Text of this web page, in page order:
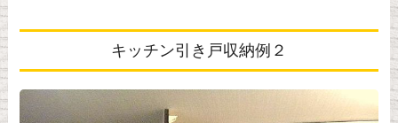
キッチン引き戸収納例２